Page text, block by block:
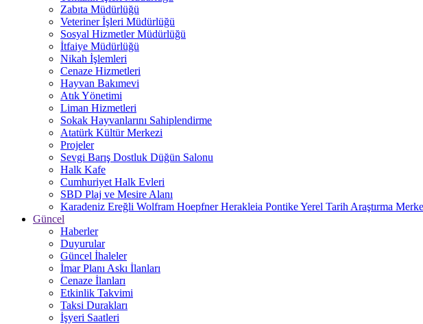
Zabıta Müdürlüğü
Veteriner İşleri Müdürlüğü
Sosyal Hizmetler Müdürlüğü
İtfaiye Müdürlüğü
Nikah İşlemleri
Cenaze Hizmetleri
Hayvan Bakımevi
Atık Yönetimi
Liman Hizmetleri
Sokak Hayvanlarını Sahiplendirme
Atatürk Kültür Merkezi
Projeler
Sevgi Barış Dostluk Düğün Salonu
Halk Kafe
Cumhuriyet Halk Evleri
SBD Plaj ve Mesire Alanı
Karadeniz Ereğli Wolfram Hoepfner Herakleia Pontike Yerel Tarih Araştırma
Güncel
Haberler
Duyurular
Güncel İhaleler
İmar Planı Askı İlanları
Cenaze İlanları
Etkinlik Takvimi
Taksi Durakları
İşyeri Saatleri